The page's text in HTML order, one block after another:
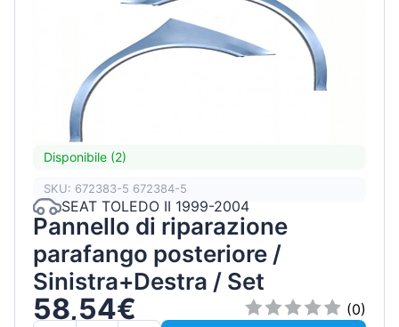
Disponibile (2)
SKU: 672383-5 672384-5
SEAT TOLEDO II 1999-2004
Pannello di riparazione
parafango posteriore /
Sinistra+Destra / Set
58,54€
(0)